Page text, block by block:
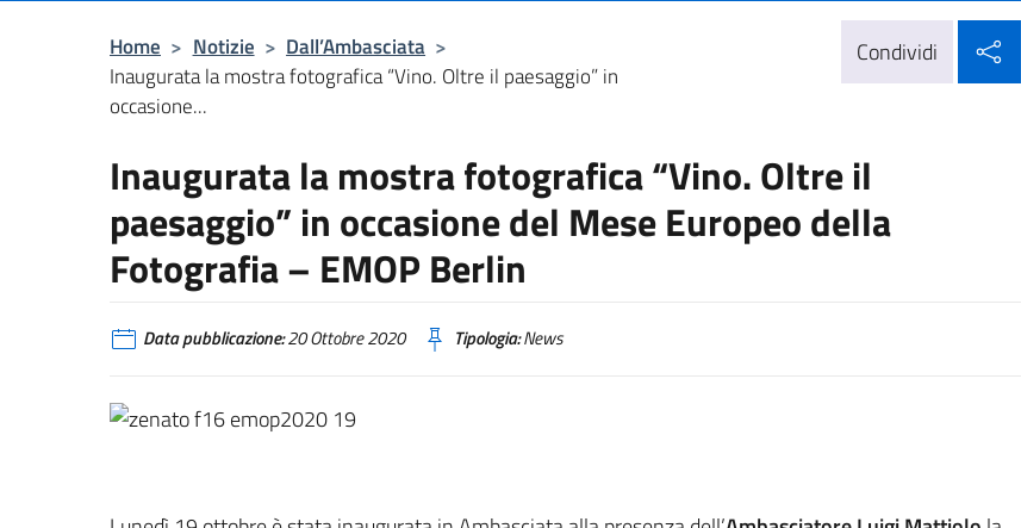
Home > Notizie > Dall’Ambasciata >
Inaugurata la mostra fotografica “Vino. Oltre il paesaggio” in
occasione...
Condividi
Inaugurata la mostra fotografica “Vino. Oltre il
paesaggio” in occasione del Mese Europeo della
Fotografia – EMOP Berlin
Data pubblicazione:20 Ottobre 2020 Tipologia:News